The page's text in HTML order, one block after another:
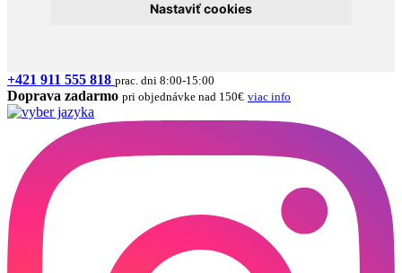
Nastaviť cookies
+421 911 555 818 prac. dni 8:00-15:00
Doprava zadarmo pri objednávke nad 150€ viac info